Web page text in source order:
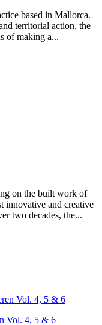
based in Mallorca.
territorial action, the
of making a...
on the built work of
innovative and creative
two decades, the...
Vol. 4, 5 & 6